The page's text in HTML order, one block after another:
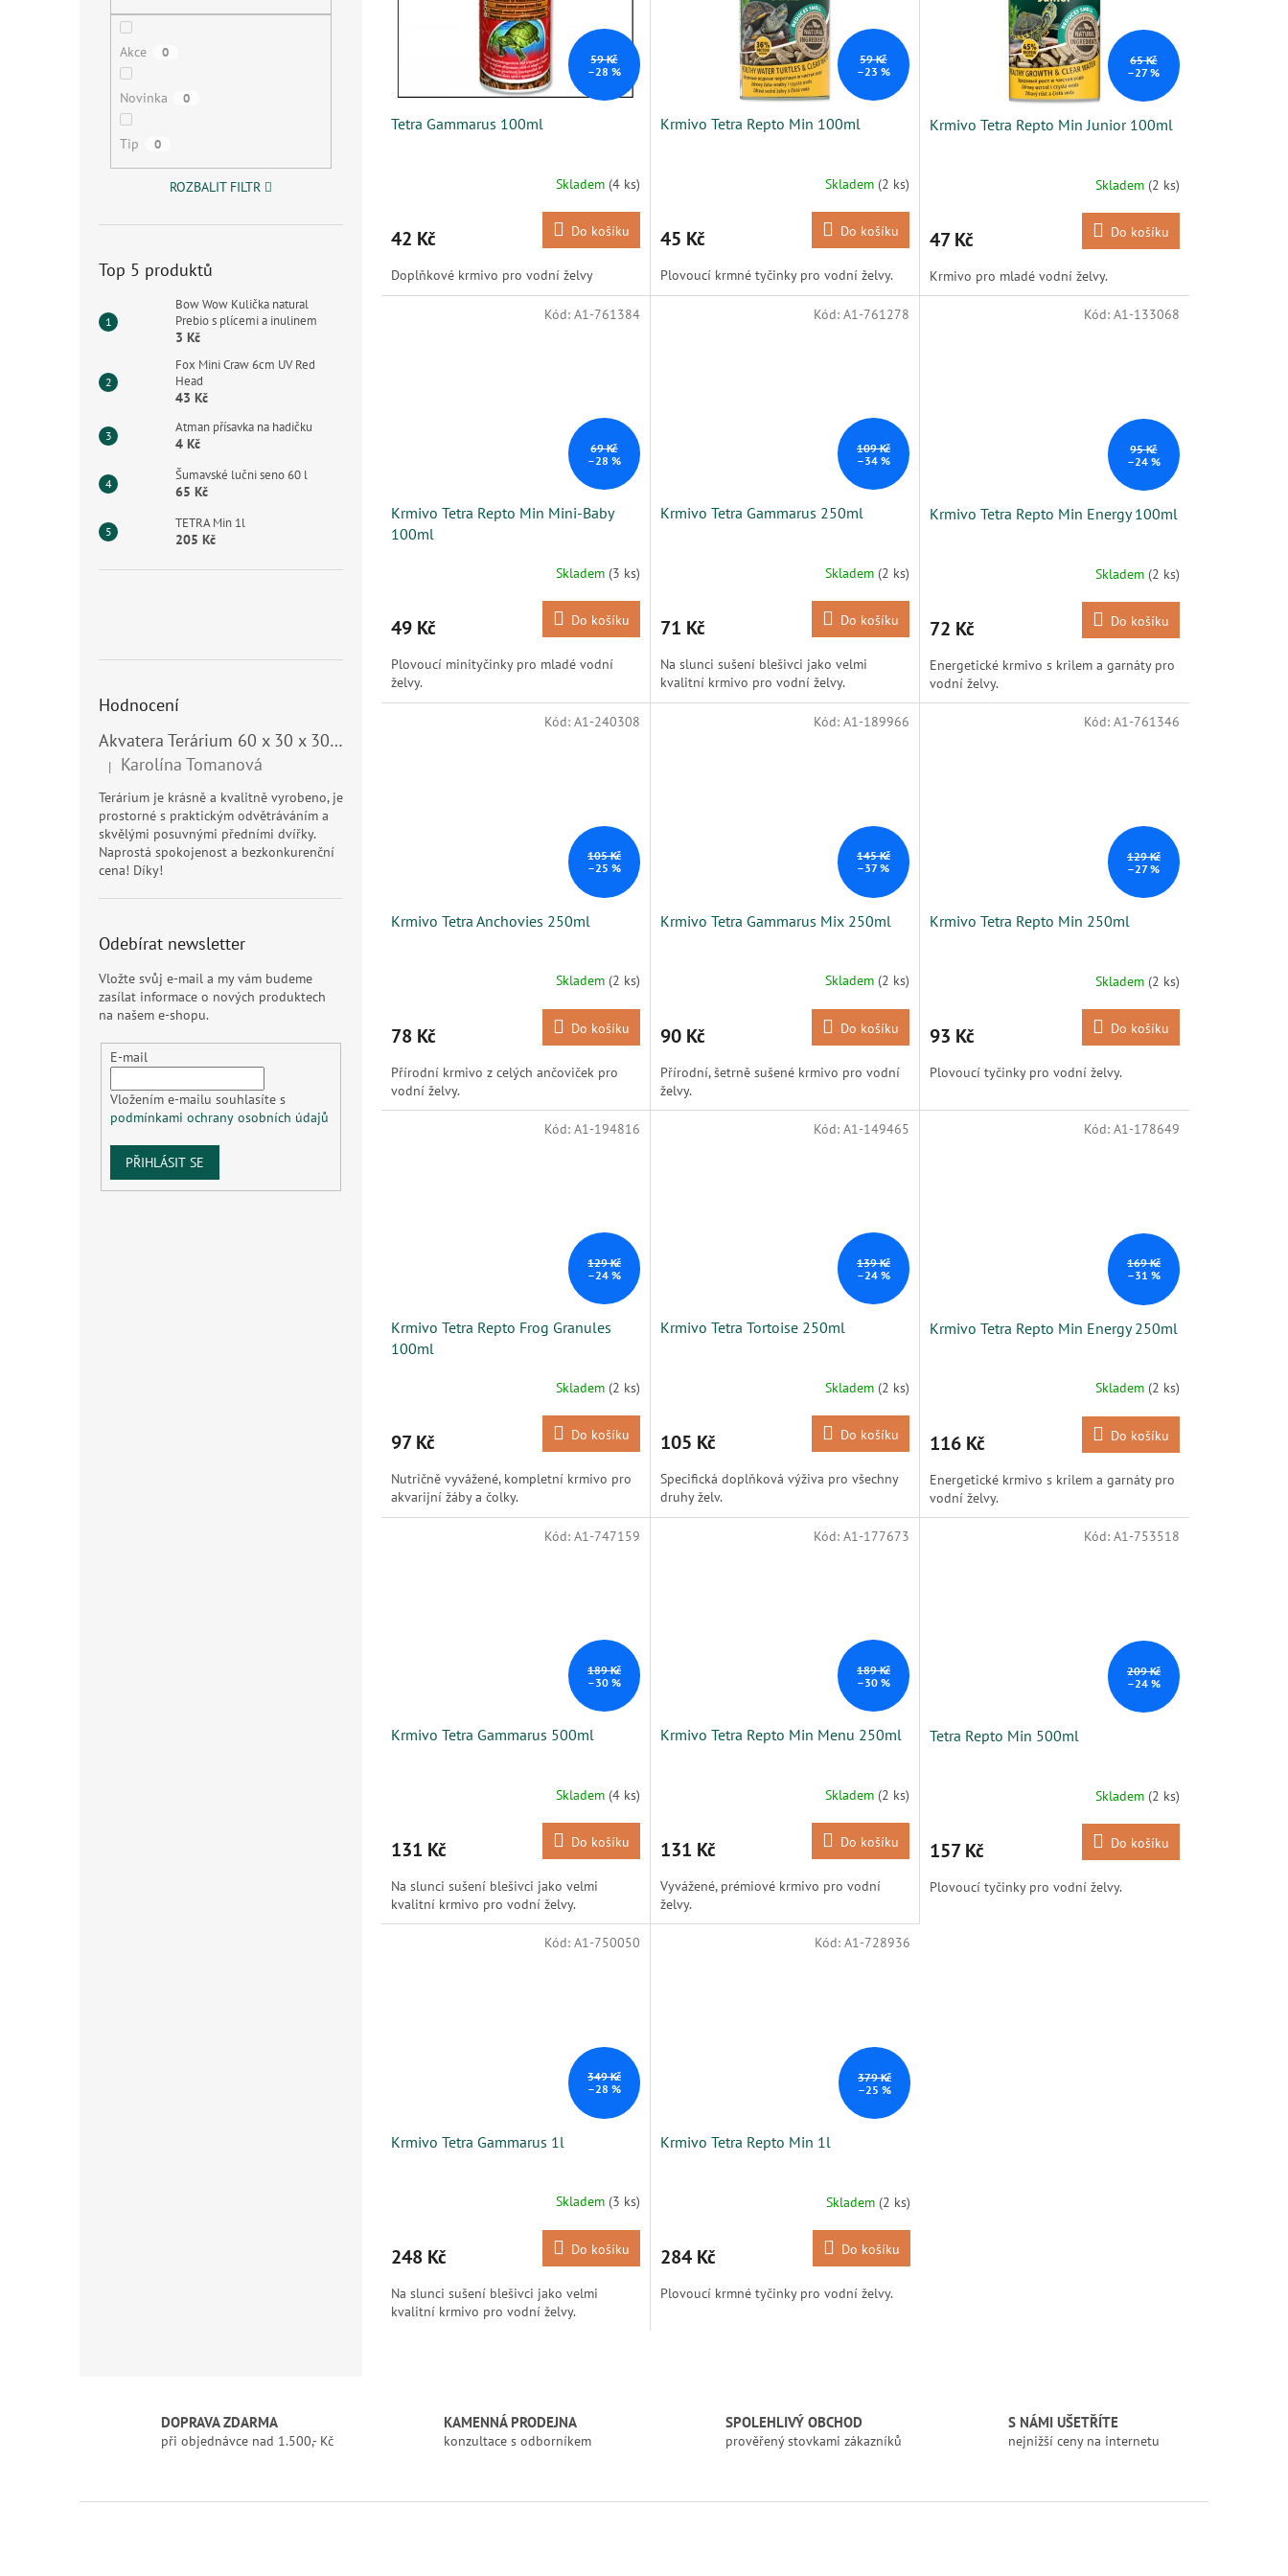
Akce 0
Novinka 0
Tip 0
ROZBALIT FILTR
Top 5 produktů
Bow Wow Kulička natural
Prebio s plícemi a inulinem
3 Kč
Fox Mini Craw 6cm UV Red
Head
43 Kč
Atman přísavka na hadičku
4 Kč
Šumavské lučni seno 60 l
65 Kč
TETRA Min 1l
205 Kč
Hodnocení
Akvatera Terárium 60 x 30 x 30 cm, 54 litrů
Hodnocení produktu je 5 z 5 hvězdiček.
| Karolína Tomanová
Terárium je krásně a kvalitně vyrobeno, je
prostorné s praktickým odvětráváním a
skvělými posuvnými předními dvířky.
Naprostá spokojenost a bezkonkurenční
cena! Díky!
Odebírat newsletter
Vložte svůj e-mail a my vám budeme
zasílat informace o nových produktech
na našem e-shopu.
E-mail
Vložením e-mailu souhlasíte s
podmínkami ochrany osobních údajů
PŘIHLÁSIT SE
59 Kč
–28 %
Tetra Gammarus 100ml
Skladem (4 ks)
42 Kč Do košíku
Doplňkové krmivo pro vodní želvy
59 Kč
–23 %
Krmivo Tetra Repto Min 100ml
Skladem (2 ks)
45 Kč Do košíku
Plovoucí krmné tyčinky pro vodní želvy.
65 Kč
–27 %
Krmivo Tetra Repto Min Junior 100ml
Skladem (2 ks)
47 Kč Do košíku
Krmivo pro mladé vodní želvy.
69 Kč
–28 %
Krmivo Tetra Repto Min Mini-Baby
100ml
Skladem (3 ks)
49 Kč Do košíku
Plovoucí minityčinky pro mladé vodní
želvy.
Kód: A1-761384
109 Kč
–34 %
Krmivo Tetra Gammarus 250ml
Skladem (2 ks)
71 Kč Do košíku
Na slunci sušení blešivci jako velmi
kvalitní krmivo pro vodní želvy.
Kód: A1-761278
95 Kč
–24 %
Krmivo Tetra Repto Min Energy 100ml
Skladem (2 ks)
72 Kč Do košíku
Energetické krmivo s krilem a garnáty pro
vodní želvy.
Kód: A1-133068
105 Kč
–25 %
Krmivo Tetra Anchovies 250ml
Skladem (2 ks)
78 Kč Do košíku
Přírodní krmivo z celých ančoviček pro
vodní želvy.
Kód: A1-240308
145 Kč
–37 %
Krmivo Tetra Gammarus Mix 250ml
Skladem (2 ks)
90 Kč Do košíku
Přírodní, šetrně sušené krmivo pro vodní
želvy.
Kód: A1-189966
129 Kč
–27 %
Krmivo Tetra Repto Min 250ml
Skladem (2 ks)
93 Kč Do košíku
Plovoucí tyčinky pro vodní želvy.
Kód: A1-761346
129 Kč
–24 %
Krmivo Tetra Repto Frog Granules
100ml
Skladem (2 ks)
97 Kč Do košíku
Nutričně vyvážené, kompletní krmivo pro
akvarijní žáby a čolky.
Kód: A1-194816
139 Kč
–24 %
Krmivo Tetra Tortoise 250ml
Skladem (2 ks)
105 Kč Do košíku
Specifická doplňková výživa pro všechny
druhy želv.
Kód: A1-149465
169 Kč
–31 %
Krmivo Tetra Repto Min Energy 250ml
Skladem (2 ks)
116 Kč Do košíku
Energetické krmivo s krilem a garnáty pro
vodní želvy.
Kód: A1-178649
189 Kč
–30 %
Krmivo Tetra Gammarus 500ml
Skladem (4 ks)
131 Kč Do košíku
Na slunci sušení blešivci jako velmi
kvalitní krmivo pro vodní želvy.
Kód: A1-747159
189 Kč
–30 %
Krmivo Tetra Repto Min Menu 250ml
Skladem (2 ks)
131 Kč Do košíku
Vyvážené, prémiové krmivo pro vodní
želvy.
Kód: A1-177673
209 Kč
–24 %
Tetra Repto Min 500ml
Skladem (2 ks)
157 Kč Do košíku
Plovoucí tyčinky pro vodní želvy.
Kód: A1-753518
349 Kč
–28 %
Krmivo Tetra Gammarus 1l
Skladem (3 ks)
248 Kč Do košíku
Na slunci sušení blešivci jako velmi
kvalitní krmivo pro vodní želvy.
Kód: A1-750050
379 Kč
–25 %
Krmivo Tetra Repto Min 1l
Skladem (2 ks)
284 Kč Do košíku
Plovoucí krmné tyčinky pro vodní želvy.
Kód: A1-728936
d
a
p
DOPRAVA ZDARMA
při objednávce nad 1.500,- Kč
KAMENNÁ PRODEJNA
konzultace s odborníkem
SPOLEHLIVÝ OBCHOD
prověřený stovkami zákazníků
S NÁMI UŠETŘÍTE
nejnižší ceny na internetu